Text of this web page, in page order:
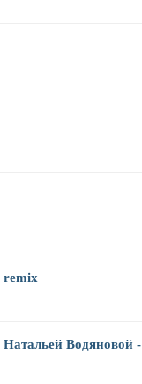
remix
Натальей Водяновой -